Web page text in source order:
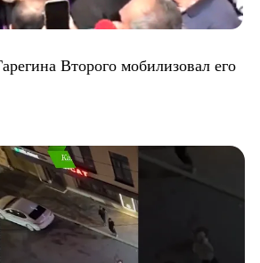
Второго мобилизовал его